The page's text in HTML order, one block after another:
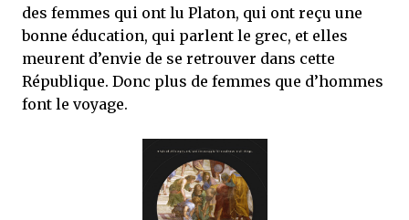
des femmes qui ont lu Platon, qui ont reçu une
bonne éducation, qui parlent le grec, et elles
meurent d’envie de se retrouver dans cette
République. Donc plus de femmes que d’hommes
font le voyage.